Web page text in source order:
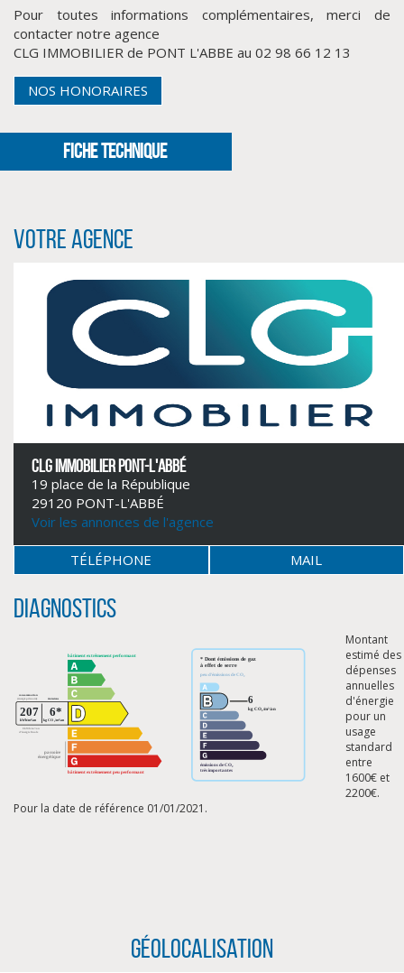
CLIQUER ICI POUR AGRANDIR
CLIQUER ICI POUR AGRANDIR
Pour toutes informations complémentaires, merci de
contacter notre agence
CLG IMMOBILIER de PONT L'ABBE au 02 98 66 12 13
NOS HONORAIRES
FICHE TECHNIQUE
Votre agence
CLG IMMOBILIER PONT-L'ABBÉ
19 place de la République
29120 PONT-L'ABBÉ
Voir les annonces de l'agence
TÉLÉPHONE MAIL
Diagnostics
Montant
estimé des
dépenses
annuelles
d'énergie
pour un
usage
standard
entre
1600€ et
2200€.
Pour la date de référence 01/01/2021.
Géolocalisation